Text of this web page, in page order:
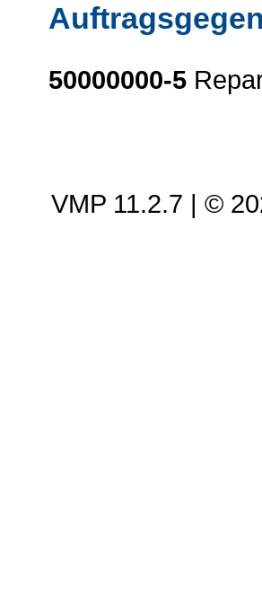
50000000-5
VMP 11.2.7 | ©